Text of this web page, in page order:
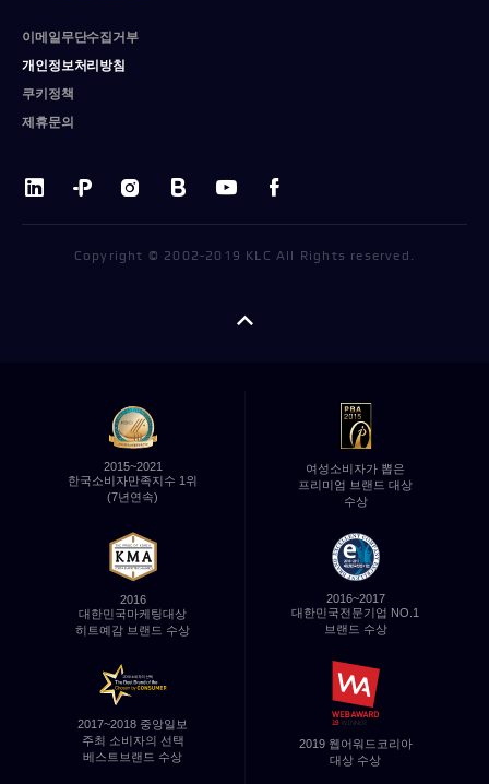
이메일무단수집거부
개인정보처리방침
쿠키정책
제휴문의
Copyright © 2002-2019 KLC All Rights reserved.
펼치기/
2015~2021
한국소비자만족지수 1위
(7년연속)
여성소비자가 뽑은
프리미엄 브랜드 대상
수상
2016
대한민국마케팅대상
히트예감 브랜드 수상
2016~2017
대한민국전문기업 NO.1
브랜드 수상
2017~2018 중앙일보
주최 소비자의 선택
베스트브랜드 수상
2019 웹어워드코리아
대상 수상